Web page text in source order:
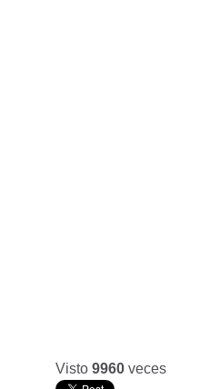
Visto 9960 veces